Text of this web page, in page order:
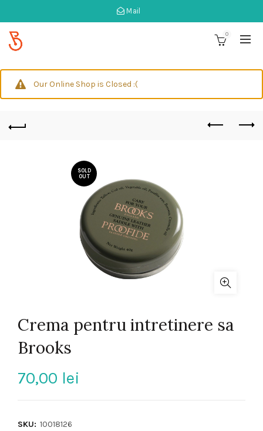
Mail
0
Our Online Shop is Closed :(
SOLD
OUT
Crema pentru intretinere sa
Brooks
70,00 lei
SKU: 10018126